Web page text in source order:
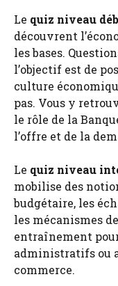
Le quiz niveau
découvrent
les bases.
l’objectif est de
culture
pas. Vous y
le rôle de la
l’offre et de la
Le quiz niveau
mobilise des
budgétaire, les
les mécanismes
entraînement
administratifs ou
commerce.